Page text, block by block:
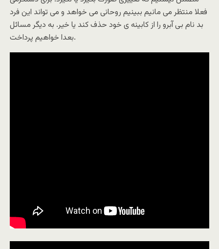
فعلا منتظر مى مانیم ببینیم روحانى مى خواهد و مى تواند این فرد
بد نام بى آبرو را از کابینه ى خود حذف کند یا خیر. به دیگر مسائل
بعدا خواهیم پرداخت.